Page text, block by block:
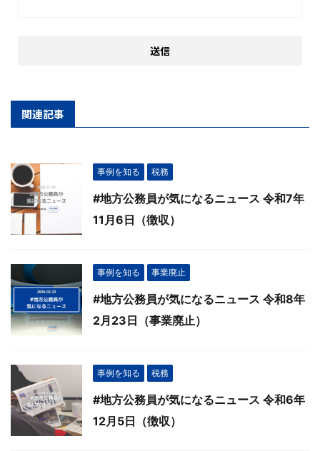
関連記事
事例を知る 税務
#地方公務員が気になるニュース 令和7年
11月6日（徴収）
事例を知る 事業廃止
#地方公務員が気になるニュース 令和8年
2月23日（事業廃止）
事例を知る 税務
#地方公務員が気になるニュース 令和6年
12月5日（徴収）